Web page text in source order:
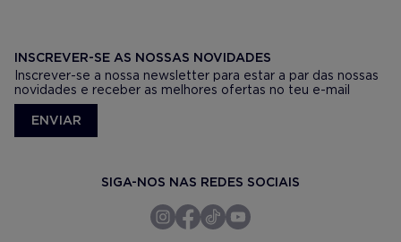
INSCREVER-SE AS NOSSAS NOVIDADES
Inscrever-se a nossa newsletter para estar a par das nossas
novidades e receber as melhores ofertas no teu e-mail
ENVIAR
SIGA-NOS NAS REDES SOCIAIS